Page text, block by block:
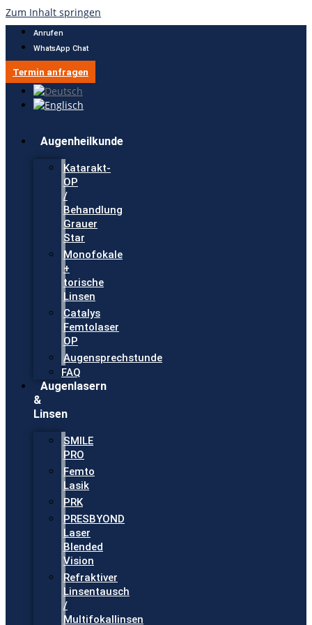
Zum Inhalt springen
Anrufen
WhatsApp Chat
Termin anfragen
Augenheilkunde
Katarakt-
OP
/
Behandlung
Grauer
Star
Monofokale
+
torische
Linsen
Catalys
Femtolaser
OP
Augensprechstunde
FAQ
Augenlasern
&
Linsen
SMILE
PRO
Femto
Lasik
PRK
PRESBYOND
Laser
Blended
Vision
Refraktiver
Linsentausch
/
Multifokallinsen